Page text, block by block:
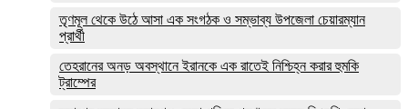
তৃণমূল থেকে উঠে আসা এক সংগঠক ও সম্ভাব্য উপজেলা চেয়ারম্যান
প্রার্থী
তেহরানের অনড় অবস্থানে ইরানকে এক রাতেই নিশ্চিহ্ন করার হুমকি
ট্রাম্পের